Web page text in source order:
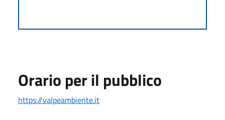
Orario per il pubblico
https://valpeambiente.it